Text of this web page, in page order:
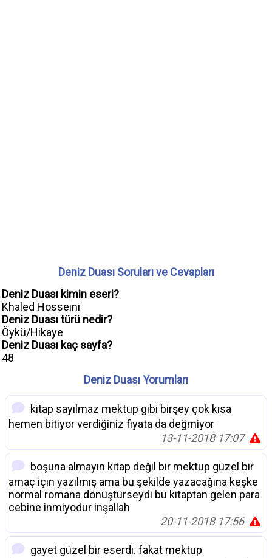
Deniz Duası Soruları ve Cevapları
Deniz Duası kimin eseri?
Khaled Hosseini
Deniz Duası türü nedir?
Öykü/Hikaye
Deniz Duası kaç sayfa?
48
Deniz Duası Yorumları
kitap sayılmaz mektup gibi birşey çok kısa
hemen bitiyor verdiğiniz fiyata da değmiyor
13-11-2018 17:07
boşuna almayın kitap değil bir mektup güzel bir
amaç için yazılmış ama bu şekilde yazacağına keşke
normal romana dönüştürseydi bu kitaptan gelen para
cebine inmiyodur inşallah
20-11-2018 17:56
gayet güzel bir eserdi. fakat mektup